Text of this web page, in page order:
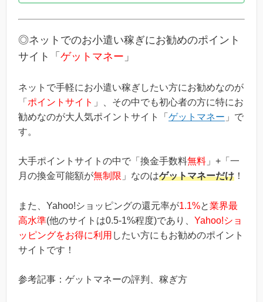
す！モッピー新規登録キャンペーン内容キャンペーンの内容
う、シンプルなものです。(*ちなみに「2000円分のボーナ
ス」というのは過去のキ...
◎ネットでのお小遣い稼ぎにお勧めのポイント
サイト「 ゲットマネー 」
ネットで手軽にお小遣い稼ぎしたい方にお勧めなのが
「 ポイントサイト 」、その中でも初心者の方に特にお
勧めなのが大人気ポイントサイト「 ゲットマネー 」で
す。
大手ポイントサイトの中で「換金手数料無料 」+「一
月の換金可能額が無制限 」なのはゲットマネーだけ ！
また、Yahoo!ショッピングの還元率が1.1%と業界最
高水準(他のサイトは0.5-1%程度)であり、 Yahoo!ショ
ッピングをお得に利用 したい方にもお勧めのポイント
サイトです！
参考記事：ゲットマネーの評判、稼ぎ方